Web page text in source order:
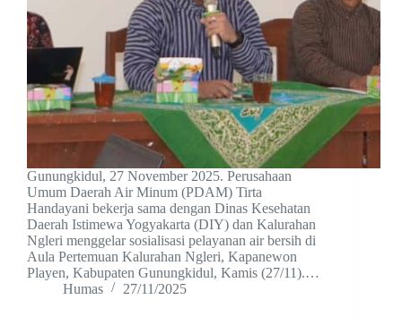
Gunungkidul, 27 November 2025. Perusahaan
Umum Daerah Air Minum (PDAM) Tirta
Handayani bekerja sama dengan Dinas Kesehatan
Daerah Istimewa Yogyakarta (DIY) dan Kalurahan
Ngleri menggelar sosialisasi pelayanan air bersih di
Aula Pertemuan Kalurahan Ngleri, Kapanewon
Playen, Kabupaten Gunungkidul, Kamis (27/11).…
Humas
27/11/2025